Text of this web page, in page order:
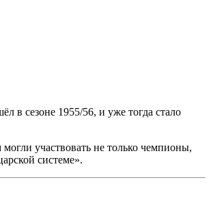
в сезоне 1955/56, и уже тогда стало
участвовать не только чемпионы,
системе».